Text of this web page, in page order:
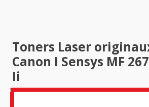
Toners Laser
Canon I Sensys MF
Ii